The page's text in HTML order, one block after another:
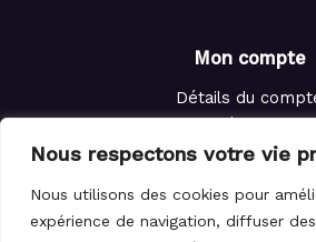
Nous respectons votre vie
Nous utilisons des cookies pour
expérience de navigation, diffuser
Mon compte
Détails du
Adresses
Commandes
Panier